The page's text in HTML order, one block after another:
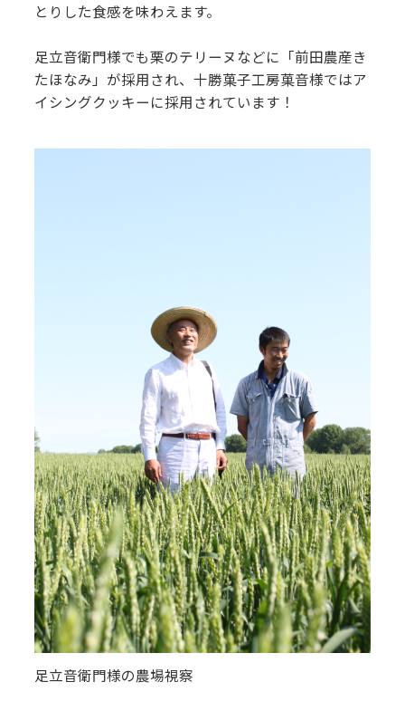
とりした食感を味わえます。
足立音衛門様でも栗のテリーヌなどに「前田農産き
たほなみ」が採用され、十勝菓子工房菓音様ではア
イシングクッキーに採用されています！
足立音衛門様の農場視察